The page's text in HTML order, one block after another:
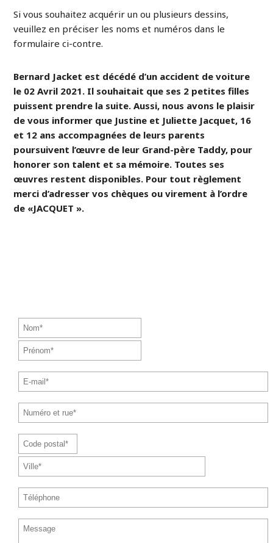
Si vous souhaitez acquérir un ou plusieurs dessins,
veuillez en préciser les noms et numéros dans le
formulaire ci-contre.
Bernard Jacket est décédé d’un accident de voiture
le 02 Avril 2021. Il souhaitait que ses 2 petites filles
puissent prendre la suite. Aussi, nous avons le plaisir
de vous informer que Justine et Juliette Jacquet, 16
et 12 ans accompagnées de leurs parents
poursuivent l’œuvre de leur Grand-père Taddy, pour
honorer son talent et sa mémoire. Toutes ses
œuvres restent disponibles. Pour tout règlement
merci d’adresser vos chèques ou virement à l’ordre
de «JACQUET ».